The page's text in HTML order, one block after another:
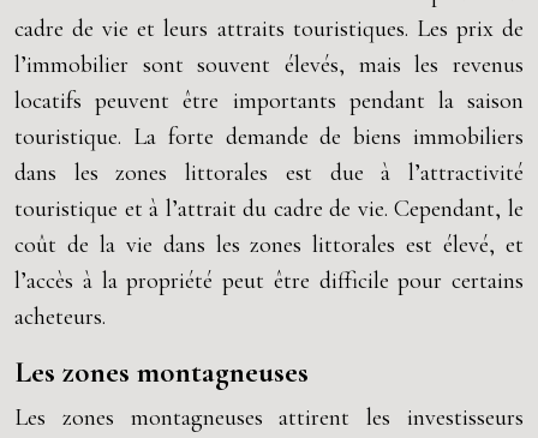
cadre de vie et leurs attraits touristiques. Les prix de
l’immobilier sont souvent élevés, mais les revenus
locatifs peuvent être importants pendant la saison
touristique. La forte demande de biens immobiliers
dans les zones littorales est due à l’attractivité
touristique et à l’attrait du cadre de vie. Cependant, le
coût de la vie dans les zones littorales est élevé, et
l’accès à la propriété peut être difficile pour certains
acheteurs.
Les zones montagneuses
Les zones montagneuses attirent les investisseurs